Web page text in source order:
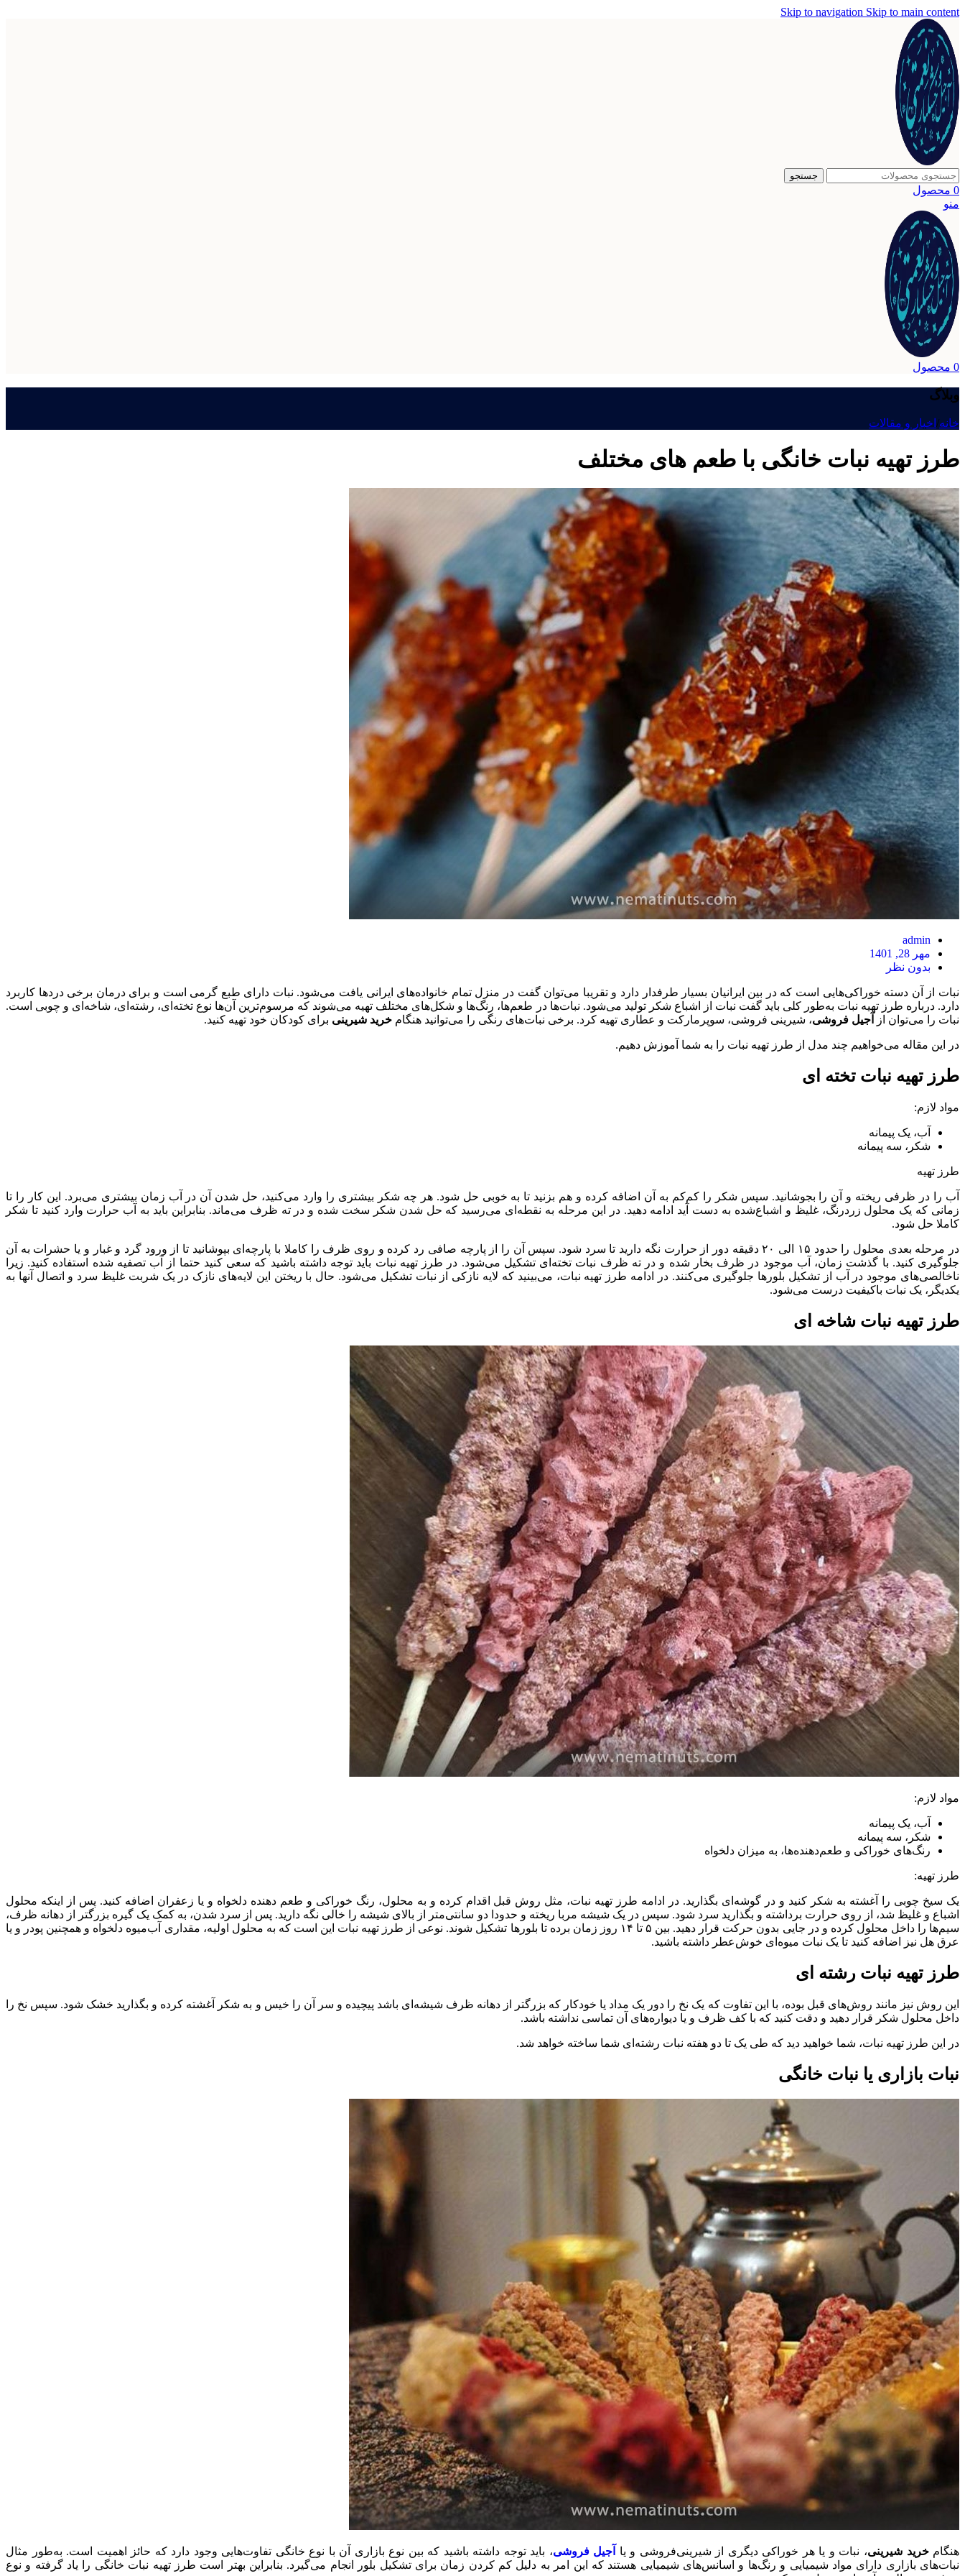
Skip to navigation Skip to main content
جستجو
0 محصول
منو
0 محصول
وبلاگ
خانه/ اخبار و مقالات
طرز تهیه نبات خانگی با طعم های مختلف
admin
مهر 28, 1401
بدون نظر
نبات از آن دسته خوراکی‌هایی است که در بین ایرانیان بسیار طرفدار دارد و تقریبا می‌توان گفت در منزل تمام خانواده‌های ایرانی یافت می‌شود. نبات دارای طبع گرمی است و برای درمان برخی دردها کاربرد
دارد. درباره طرز تهیه نبات به‌طور کلی باید گفت نبات از اشباع شکر تولید می‌شود. نبات‌ها در طعم‌ها، رنگ‌ها و شکل‌های مختلف تهیه می‌شوند که مرسوم‌ترین آن‌ها نوع تخته‌ای، رشته‌ای، شاخه‌ای و چوبی است.
نبات را می‌توان از
آجیل فروشی، شیرینی فروشی، سوپرمارکت و عطاری تهیه کرد. برخی نبات‌های رنگی را می‌توانید هنگام خرید شیرینی برای کودکان خود تهیه کنید.
در این مقاله می‌خواهیم چند مدل از طرز تهیه نبات را به شما آموزش دهیم.
طرز تهیه نبات تخته ای
مواد لازم:
آب، یک پیمانه
شکر، سه پیمانه
طرز تهیه
آب را در ظرفی ریخته و آن را بجوشانید. سپس شکر را کم‌کم به آن اضافه کرده و هم بزنید تا به خوبی حل شود. هر چه شکر بیشتری را وارد می‌کنید، حل شدن آن در آب زمان بیشتری می‌برد. این کار را تا
زمانی که یک محلول زرد‌رنگ، غلیظ و اشباع‌شده به دست آید ادامه دهید. در این مرحله به نقطه‌ای می‌رسید که حل شدن شکر سخت شده و در ته ظرف می‌ماند. بنابراین باید به آب حرارت وارد کنید تا شکر
کاملا حل شود.
در مرحله بعدی محلول را حدود ۱۵ الی ۲۰ دقیقه دور از حرارت نگه دارید تا سرد شود. سپس آن را از پارچه صافی رد کرده و روی ظرف را کاملا با پارچه‌ای بپوشانید تا از ورود گرد و غبار و یا حشرات به آن
جلوگیری کنید. با گذشت زمان، آب موجود در ظرف بخار شده و در ته ظرف نبات تخته‌ای تشکیل می‌شود. در طرز تهیه نبات باید توجه داشته باشید که سعی کنید حتما از آب تصفیه شده استفاده کنید. زیرا
ناخالصی‌های موجود در آب از تشکیل بلورها جلوگیری می‌کنند. در ادامه طرز تهیه نبات، می‌بینید که لایه نازکی از نبات تشکیل می‌شود. حال با ریختن این لایه‌های نازک در یک شربت غلیظ سرد و اتصال آنها به
یکدیگر، یک نبات باکیفیت درست می‌شود.
طرز تهیه نبات شاخه ای
مواد لازم:
آب، یک پیمانه
شکر، سه پیمانه
رنگ‌های خوراکی و طعم‌دهنده‌ها، به میزان دلخواه
طرز تهیه:
یک سیخ چوبی را آغشته به شکر کنید و در گوشه‌ای بگذارید. در ادامه طرز تهیه نبات، مثل روش قبل اقدام کرده و به محلول، رنگ خوراکی و طعم دهنده دلخواه و یا زعفران اضافه کنید. پس از اینکه محلول
اشباع و غلیظ شد، از روی حرارت برداشته و بگذارید سرد شود. سپس در یک شیشه مربا ریخته و حدودا دو سانتی‌متر از بالای شیشه را خالی نگه دارید. پس از سرد شدن، به کمک یک گیره بزرگتر از دهانه ظرف،
سیم‌ها را داخل محلول کرده و در جایی بدون حرکت قرار دهید. بین ۵ تا ۱۴ روز زمان برده تا بلورها تشکیل شوند. نوعی از طرز تهیه نبات این است که به محلول اولیه، مقداری آب‌میوه دلخواه و همچنین پودر و یا
عرق هل نیز اضافه کنید تا یک نبات میوه‌ای خوش‌عطر داشته باشید.
طرز تهیه نبات رشته ای
این روش نیز مانند روش‌های قبل بوده، با این تفاوت که یک نخ را دور یک مداد یا خودکار که بزرگتر از دهانه ظرف شیشه‌ای باشد پیچیده و سر آن را خیس و به شکر آغشته کرده و بگذارید خشک شود. سپس نخ را
داخل محلول شکر قرار دهید و دقت کنید که با کف ظرف و یا دیواره‌های آن تماسی نداشته باشد.
در این طرز تهیه نبات، شما خواهید دید که طی یک تا دو هفته نبات رشته‌ای شما ساخته خواهد شد.
نبات بازاری یا نبات خانگی
هنگامخرید شیرینی، نبات و یا هر خوراکی دیگری از شیرینی‌فروشی‌ و یا آجیل فروشی، باید توجه داشته باشید که بین نوع بازاری آن با نوع خانگی تفاوت‌هایی وجود دارد که حائز اهمیت است. به‌طور مثال
نبات‌های بازاری دارای مواد شیمیایی و رنگ‌ها و اسانس‌های شیمیایی هستند که این امر به دلیل کم کردن زمان برای تشکیل بلور انجام می‌گیرد. بنابراین بهتر است طرز تهیه نبات خانگی را یاد گرفته و نوع